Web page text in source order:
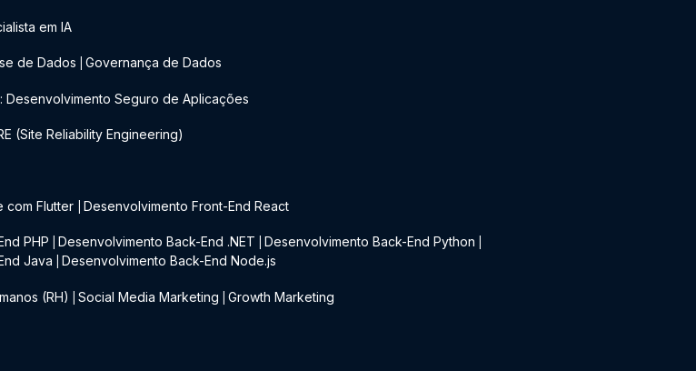
em IA
de Dados Governança de Dados
Desenvolvimento Seguro de Aplicações
(Site Reliability Engineering)
com Flutter Desenvolvimento Front-End React
PHP Desenvolvimento Back-End .NET Desenvolvimento Back-End Python
Java Desenvolvimento Back-End Node.js
(RH) Social Media Marketing Growth Marketing